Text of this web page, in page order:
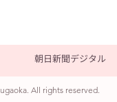
朝日新聞デジタル
All rights reserved.